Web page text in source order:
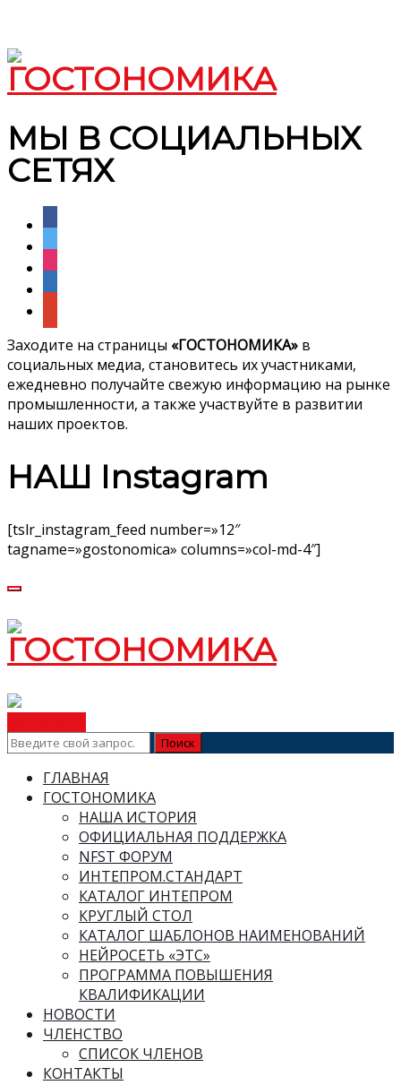
МЫ В СОЦИАЛЬНЫХ
СЕТЯХ
Заходите на страницы «ГОСТОНОМИКА» в
социальных медиа, становитесь их участниками,
ежедневно получайте свежую информацию на рынке
промышленности, а также участвуйте в развитии
наших проектов.
НАШ Instagram
[tslr_instagram_feed number=»12″
tagname=»gostonomica» columns=»col-md-4″]
ГЛАВНАЯ
ГОСТОНОМИКА
НАША ИСТОРИЯ
ОФИЦИАЛЬНАЯ ПОДДЕРЖКА
NFST ФОРУМ
ИНТЕПРОМ.СТАНДАРТ
КАТАЛОГ ИНТЕПРОМ
КРУГЛЫЙ СТОЛ
КАТАЛОГ ШАБЛОНОВ НАИМЕНОВАНИЙ
НЕЙРОСЕТЬ «ЭТС»
ПРОГРАММА ПОВЫШЕНИЯ
КВАЛИФИКАЦИИ
НОВОСТИ
ЧЛЕНСТВО
СПИСОК ЧЛЕНОВ
КОНТАКТЫ